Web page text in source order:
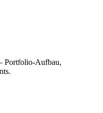
Portfolio-Aufbau,